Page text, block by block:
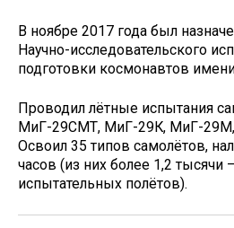
В ноябре 2017 года был
Научно-исследовательского
подготовки космонавтов
Проводил лётные испытания
МиГ-29СМТ, МиГ-29К, МиГ-29М,
Освоил 35 типов самолётов,
часов (из них более 1,2 тысячи
испытательных полётов).